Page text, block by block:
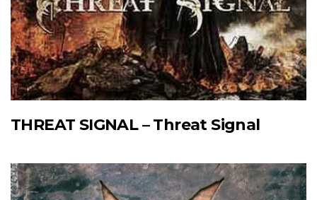
THREAT SIGNAL – Threat Signal